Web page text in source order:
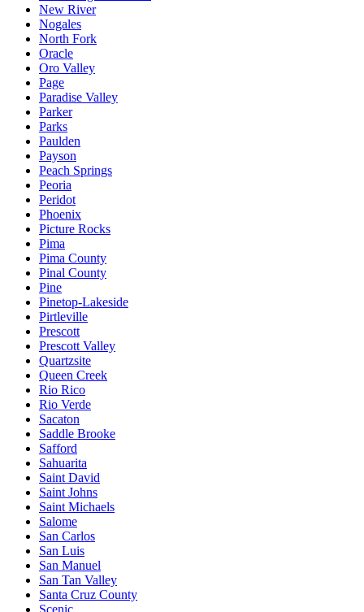
New River
Nogales
North Fork
Oracle
Oro Valley
Page
Paradise Valley
Parker
Parks
Paulden
Payson
Peach Springs
Peoria
Peridot
Phoenix
Picture Rocks
Pima
Pima County
Pinal County
Pine
Pinetop-Lakeside
Pirtleville
Prescott
Prescott Valley
Quartzsite
Queen Creek
Rio Rico
Rio Verde
Sacaton
Saddle Brooke
Safford
Sahuarita
Saint David
Saint Johns
Saint Michaels
Salome
San Carlos
San Luis
San Manuel
San Tan Valley
Santa Cruz County
Scenic